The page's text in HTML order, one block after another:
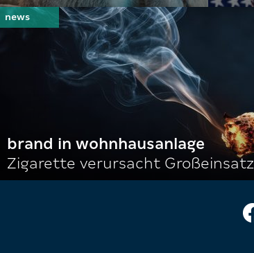
brand in wohnhausanlage
Zigarette verursacht Großeinsatz